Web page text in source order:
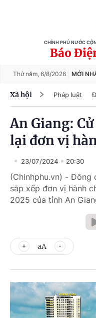
CHÍNH PHỦ NƯỚC
Báo
Thứ năm, 6/8/2026 MỚI
Xã hội Pháp luật
An Giang:
lại đơn vị
23/07/2024 20:30
(Chinhphu.vn) - Đông
sắp xếp đơn vị hành
2025 của tỉnh An
aA